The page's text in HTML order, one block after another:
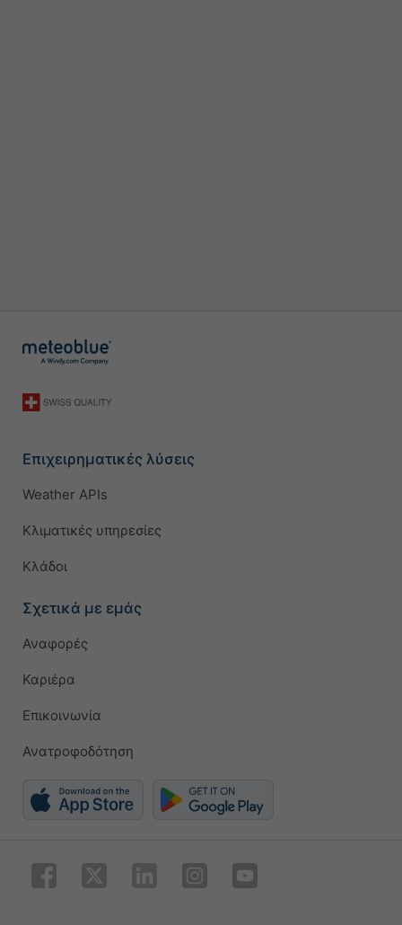
Επιχειρηματικές λύσεις
Weather APIs
Κλιματικές υπηρεσίες
Κλάδοι
Σχετικά με εμάς
Αναφορές
Καριέρα
Επικοινωνία
Ανατροφοδότηση